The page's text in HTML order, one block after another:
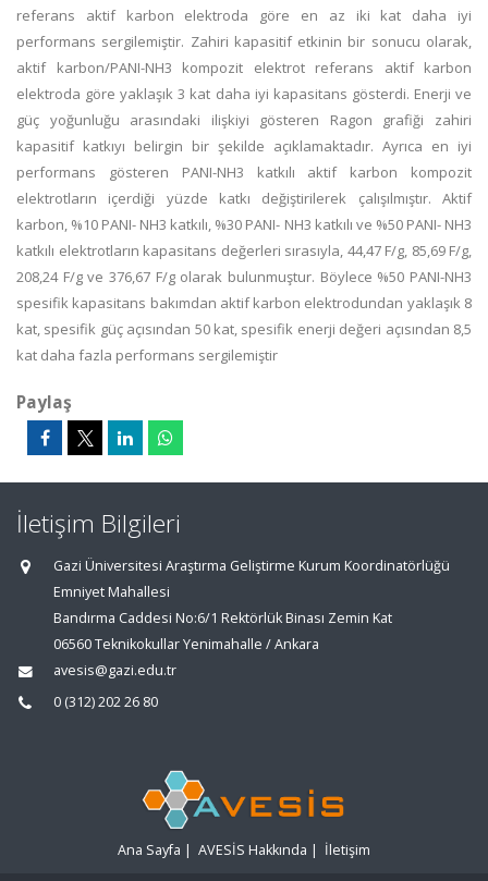
referans aktif karbon elektroda göre en az iki kat daha iyi
performans sergilemiştir. Zahiri kapasitif etkinin bir sonucu olarak,
aktif karbon/PANI-NH3 kompozit elektrot referans aktif karbon
elektroda göre yaklaşık 3 kat daha iyi kapasitans gösterdi. Enerji ve
güç yoğunluğu arasındaki ilişkiyi gösteren Ragon grafiği zahiri
kapasitif katkıyı belirgin bir şekilde açıklamaktadır. Ayrıca en iyi
performans gösteren PANI-NH3 katkılı aktif karbon kompozit
elektrotların içerdiği yüzde katkı değiştirilerek çalışılmıştır. Aktif
karbon, %10 PANI- NH3 katkılı, %30 PANI- NH3 katkılı ve %50 PANI- NH3
katkılı elektrotların kapasitans değerleri sırasıyla, 44,47 F/g, 85,69 F/g,
208,24 F/g ve 376,67 F/g olarak bulunmuştur. Böylece %50 PANI-NH3
spesifik kapasitans bakımdan aktif karbon elektrodundan yaklaşık 8
kat, spesifik güç açısından 50 kat, spesifik enerji değeri açısından 8,5
kat daha fazla performans sergilemiştir
Paylaş
İletişim Bilgileri
Gazi Üniversitesi Araştırma Geliştirme Kurum Koordinatörlüğü
Emniyet Mahallesi
Bandırma Caddesi No:6/1 Rektörlük Binası Zemin Kat
06560 Teknikokullar Yenimahalle / Ankara
avesis@gazi.edu.tr
0 (312) 202 26 80
Ana Sayfa | AVESİS Hakkında | İletişim